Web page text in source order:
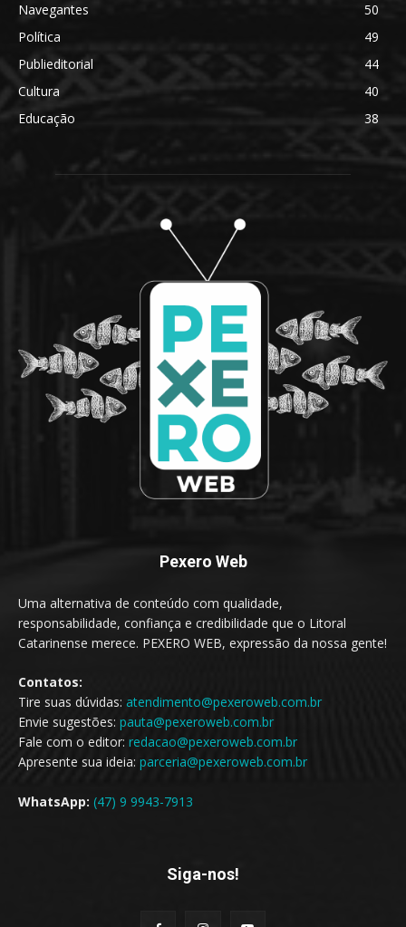
Navegantes
50
Política
49
Publieditorial
44
Cultura
40
Educação
38
Pexero Web
Uma alternativa de conteúdo com qualidade,
responsabilidade, confiança e credibilidade que o Litoral
Catarinense merece. PEXERO WEB, expressão da nossa gente!
Contatos:
Tire suas dúvidas: atendimento@pexeroweb.com.br
Envie sugestões: pauta@pexeroweb.com.br
Fale com o editor: redacao@pexeroweb.com.br
Apresente sua ideia: parceria@pexeroweb.com.br
WhatsApp: (47) 9 9943-7913
Siga-nos!